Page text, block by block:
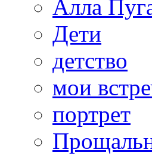
Алла
Дети
детство
мои
портрет